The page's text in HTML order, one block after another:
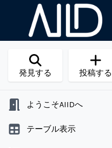
発見する 投稿する
ようこそAIIDへ
テーブル表示